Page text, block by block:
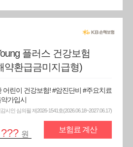
플러스 건강보험
약환급금미지급형)
어린이 건강보험! #암진단비 #주요치료
가입시
시인 심의필 제2026-1541호(2026.06.18~2027.06.17)
??? 원
보험료 계산